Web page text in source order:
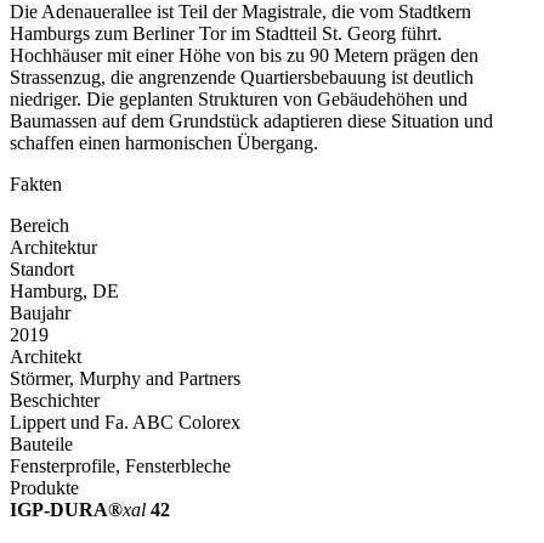
Die Adenauerallee ist Teil der Magistrale, die vom Stadtkern
Hamburgs zum Berliner Tor im Stadtteil St. Georg führt.
Hochhäuser mit einer Höhe von bis zu 90 Metern prägen den
Strassenzug, die angrenzende Quartiersbebauung ist deutlich
niedriger. Die geplanten Strukturen von Gebäudehöhen und
Baumassen auf dem Grundstück adaptieren diese Situation und
schaffen einen harmonischen Übergang.
Fakten
Bereich
Architektur
Standort
Hamburg, DE
Baujahr
2019
Architekt
Störmer, Murphy and Partners
Beschichter
Lippert und Fa. ABC Colorex
Bauteile
Fensterprofile, Fensterbleche
Produkte
IGP-DURA®xal 42